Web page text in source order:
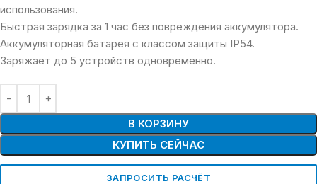
использования.
Быстрая зарядка за 1 час без повреждения аккумулятора.
Аккумуляторная батарея с классом защиты IP54.
Заряжает до 5 устройств одновременно.
В КОРЗИНУ
КУПИТЬ СЕЙЧАС
ЗАПРОСИТЬ РАСЧЁТ